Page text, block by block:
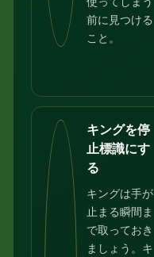
前に見つける
こと。
キングを停
止標識にす
る
キングは手が
止まる瞬間ま
で取っておき
ましょう。キ